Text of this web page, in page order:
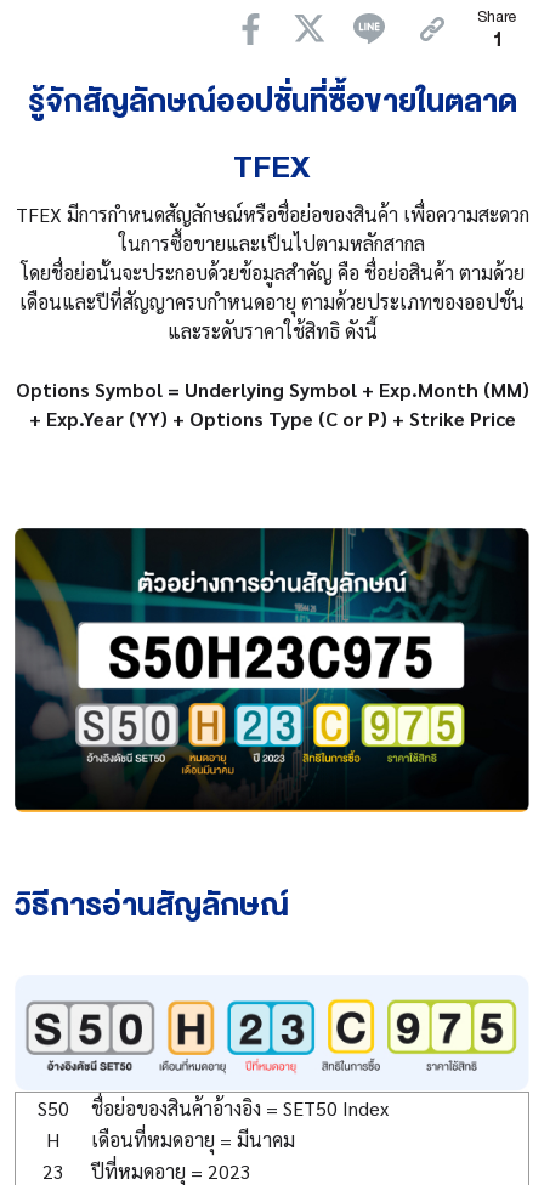
รู้จัก SET50 Index Options
สัญลักษณ์ออปชั่น
แนวคิดการบริหารเงิน
Long Call
Long Put
Short Put
Share
1
รู้จักสัญลักษณ์ออปชั่นที่ซื้อขายในตลาด
TFEX
TFEX มีการกำหนดสัญลักษณ์หรือชื่อย่อของสินค้า เพื่อความสะดวก
ในการซื้อขายและเป็นไปตามหลักสากล
โดยชื่อย่อนั้นจะประกอบด้วยข้อมูลสำคัญ คือ ชื่อย่อสินค้า ตามด้วย
เดือนและปีที่สัญญาครบกำหนดอายุ ตามด้วยประเภทของออปชั่น
และระดับราคาใช้สิทธิ ดังนี้
Options Symbol = Underlying Symbol + Exp.Month (MM)
+ Exp.Year (YY) + Options Type (C or P) + Strike Price
วิธีการอ่านสัญลักษณ์
S50
ชื่อย่อของสินค้าอ้างอิง = SET50 Index
H
เดือนที่หมดอายุ = มีนาคม
23
ปีที่หมดอายุ = 2023